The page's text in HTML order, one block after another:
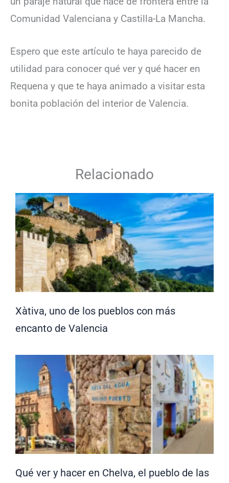
Comunidad Valenciana y Castilla-La Mancha.
Espero que este artículo te haya parecido de
utilidad para conocer qué ver y qué hacer en
Requena y que te haya animado a visitar esta
bonita población del interior de Valencia.
Relacionado
Xàtiva, uno de los pueblos con más
encanto de Valencia
Qué ver y hacer en Chelva, el pueblo de las